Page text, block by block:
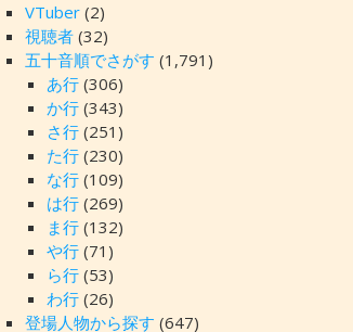
VTuber (2)
視聴者 (32)
五十音順でさがす (1,791)
あ行 (306)
か行 (343)
さ行 (251)
た行 (230)
な行 (109)
は行 (269)
ま行 (132)
や行 (71)
ら行 (53)
わ行 (26)
登場人物から探す (647)